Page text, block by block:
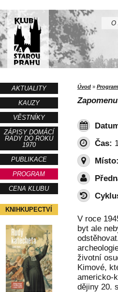
O
AKTUALITY
KAUZY
VĚSTNÍKY
ZÁPISY DOMÁCÍ
RADY DO ROKU
1970
PUBLIKACE
PROGRAM
CENA KLUBU
KNIHKUPECTVÍ
Úvod » Program
Čas:
Místo:
V roce
byt ale
životní
Kimové,
americko-
dějiny 20.